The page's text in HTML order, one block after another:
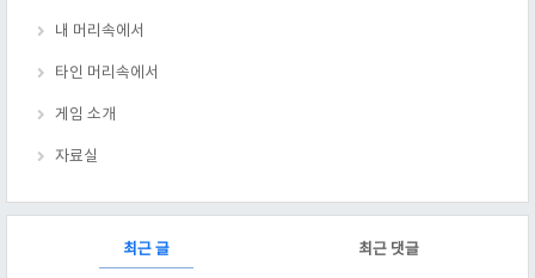
내 머리속에서
타인 머리속에서
게임 소개
자료실
최근 글 최근 댓글